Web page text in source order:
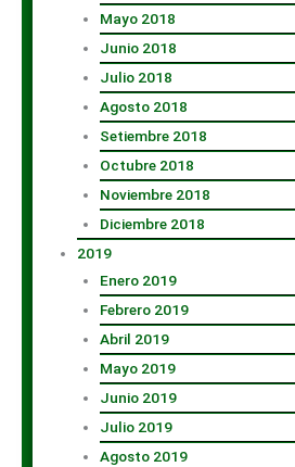
Mayo 2018
Junio 2018
Julio 2018
Agosto 2018
Setiembre 2018
Octubre 2018
Noviembre 2018
Diciembre 2018
2019
Enero 2019
Febrero 2019
Abril 2019
Mayo 2019
Junio 2019
Julio 2019
Agosto 2019